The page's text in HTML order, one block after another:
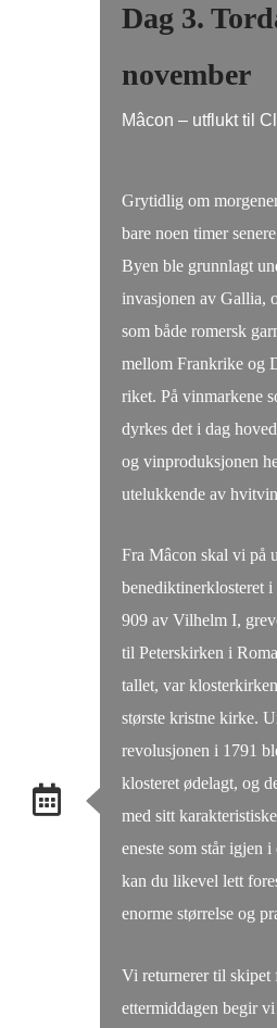
Dag 3.
november
Mâcon – utflukt til
Grytidlig om
bare noen timer
Byen ble grunnlagt
invasjonen av Gallia,
som både romersk
mellom Frankrike og
riket. På vinmarkene
dyrkes det i dag
og vinproduksjonen
utelukkende av
Fra Mâcon skal vi på
benediktinerklosteret
909 av Vilhelm I,
til Peterskirken i
tallet, var
største kristne kirke.
revolusjonen i 1791
klosteret ødelagt, og
med sitt
eneste som står igjen
kan du likevel lett
enorme størrelse og
Vi returnerer til
ettermiddagen begir